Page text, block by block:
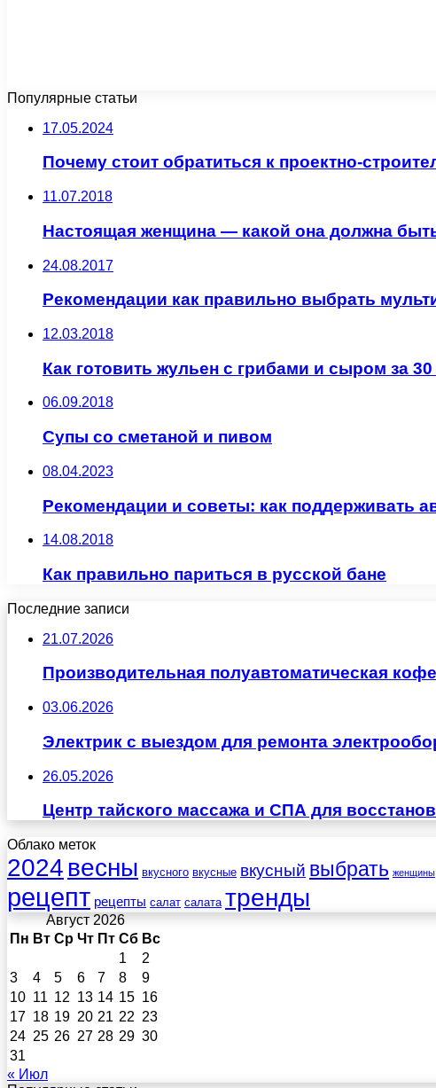
Популярные статьи
17.05.2024
Почему стоит обратиться к проектно-
11.07.2018
Настоящая женщина — какой она должна
24.08.2017
Рекомендации как правильно выбрать
12.03.2018
Как готовить жульен с грибами и сыром за
06.09.2018
Супы со сметаной и пивом
08.04.2023
Рекомендации и советы: как поддерживать
14.08.2018
Как правильно париться в русской бане
Последние записи
21.07.2026
Производительная полуавтоматическая
03.06.2026
Электрик с выездом для ремонта
26.05.2026
Центр тайского массажа и СПА для
Облако меток
2024 весны вкусного вкусные вкусный выбрать женщины
рецепт рецепты салат салата тренды
Август 2026
Пн Вт Ср Чт Пт Сб Вс
1
2
3
4 5 6 7 8
9
10 11 12 13 14 15 16
17 18 19 20 21 22 23
24 25 26 27 28 29 30
31
« Июл